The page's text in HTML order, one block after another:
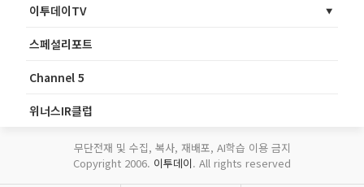
이투데이TV
스페셜리포트
Channel 5
위너스IR클럽
무단전재 및 수집, 복사, 재배포, AI학습 이용 금지
Copyright 2006. 이투데이. All rights reserved